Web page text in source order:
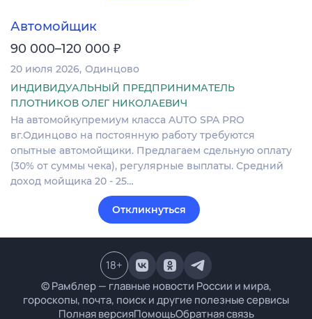
Автомойщик
90 000–120 000 ₽
20 июля 2026 Одинцово
ИНДИВИДУАЛЬНЫЙ ПРЕДПРИНИМАТЕЛЬ
ПЛОТНИКОВ ОЛЕГ НИКОЛАЕВИЧ
На автомойкупремиум класса AUTO SPA PRO
вг.Одинцово на постоянную работу требуются
опытные автомойщики. Предлагаем сдельную оплату
(30% от суммы чека), регулярные выплаты. Средний
доход мойщика 20 - 25…
Откликнуться
© Рамблер — главные новости России и мира,
гороскопы, почта, поиск и другие полезные сервисы
Полная версияПомощьОбратная связь
18+